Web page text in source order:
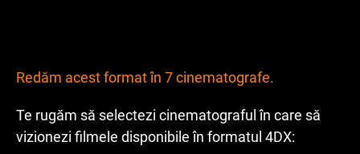
Redăm acest format în 7 cinematografe.
Te rugăm să selectezi cinematograful în care să
vizionezi filmele disponibile în formatul 4DX: